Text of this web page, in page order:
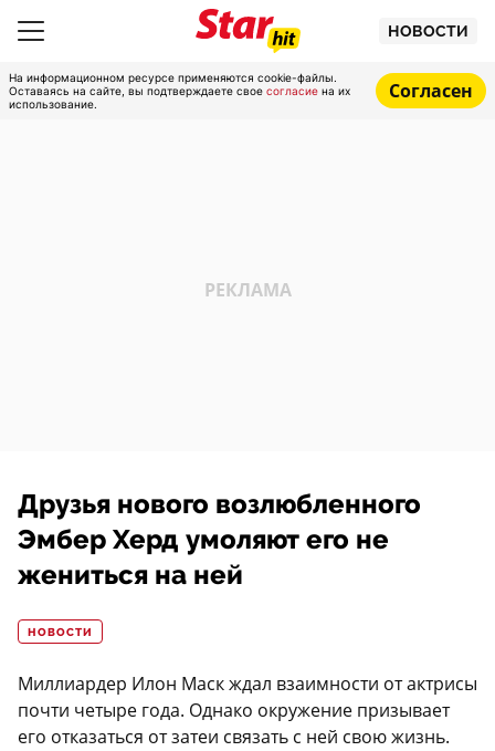
НОВОСТИ
На информационном ресурсе применяются cookie-файлы.
Оставаясь на сайте, вы подтверждаете свое согласие на их
использование.
Согласен
Друзья нового возлюбленного
Эмбер Херд умоляют его не
жениться на ней
НОВОСТИ
Миллиардер Илон Маск ждал взаимности от актрисы
почти четыре года. Однако окружение призывает
его отказаться от затеи связать с ней свою жизнь.